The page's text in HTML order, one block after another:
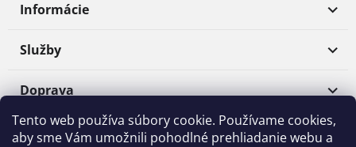
Tento web používa súbory cookie. Používame cookies,
aby sme Vám umožnili pohodlné prehliadanie webu a
Informácie
Služby
Doprava
Platba